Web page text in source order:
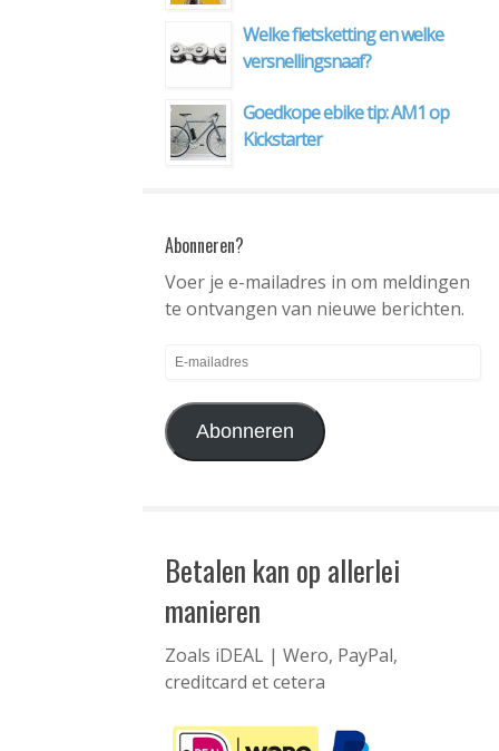
Welke fietsketting en welke
versnellingsnaaf?
Goedkope ebike tip: AM1 op
Kickstarter
Abonneren?
Voer je e-mailadres in om meldingen
te ontvangen van nieuwe berichten.
E-
mailadres
Abonneren
Betalen kan op allerlei
manieren
Zoals iDEAL | Wero, PayPal,
creditcard et cetera